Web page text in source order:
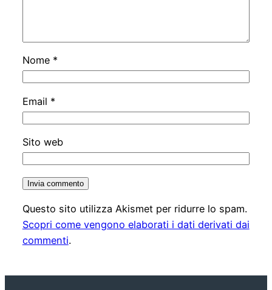
Nome *
Email *
Sito web
Questo sito utilizza Akismet per ridurre lo spam.
Scopri come vengono elaborati i dati derivati dai
commenti.